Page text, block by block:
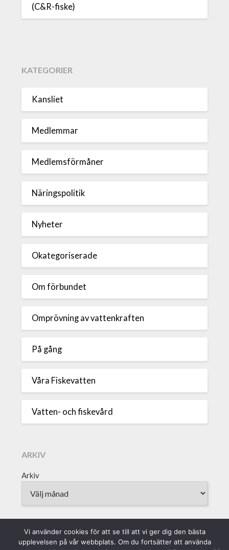
(C&R-fiske)
KATEGORIER
Kansliet
Medlemmar
Medlemsförmåner
Näringspolitik
Nyheter
Okategoriserade
Om förbundet
Omprövning av vattenkraften
På gång
Våra Fiskevatten
Vatten- och fiskevård
ARKIV
Arkiv
Vi använder cookies för att se till att vi ger dig den bästa
upplevelsen på vår webbplats. Om du fortsätter att använda